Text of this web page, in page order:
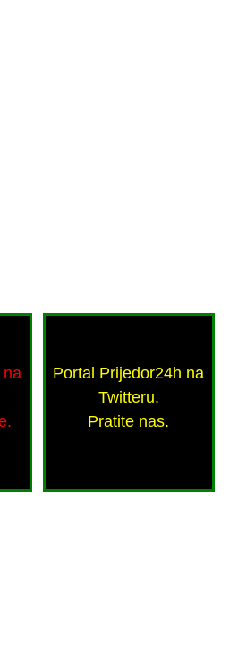
na
Portal Prijedor24h na
Twitteru.
Pratite nas.